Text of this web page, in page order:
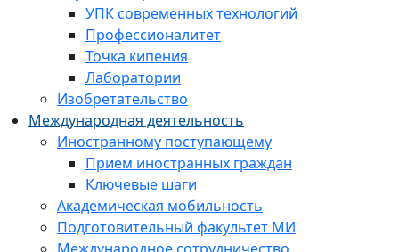
УПК современных технологий
Профессионалитет
Точка кипения
Лаборатории
Изобретательство
Международная деятельность
Иностранному поступающему
Прием иностранных граждан
Ключевые шаги
Академическая мобильность
Подготовительный факультет МИ